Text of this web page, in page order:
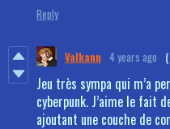
Reply
Valkann 4 years ago
Jeu très sympa qui m’a
cyberpunk. J’aime le fait
ajoutant une couche de